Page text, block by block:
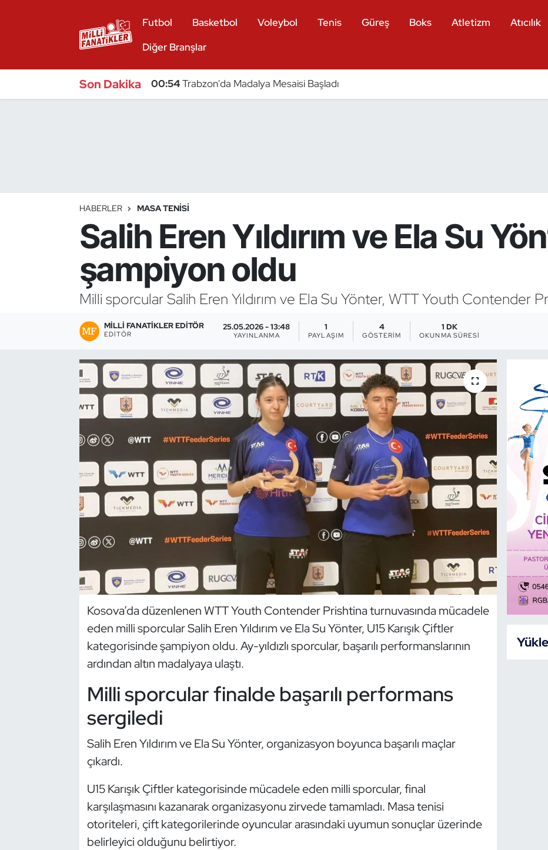
Futbol Basketbol Voleybol Tenis Güreş Boks Atletizm Atıcılık
Diğer Branşlar
Son Dakika 00:54Trabzon'da Madalya Mesaisi Başladı
HABERLER MASA TENISI
Salih Eren Yıldırım ve Ela Su
şampiyon oldu
Milli sporcular Salih Eren Yıldırım ve Ela Su Yönter, WTT Youth Contender
MILLI FANATIKLER EDITÖR
EDITÖR
25.05.2026 - 13:48
YAYINLANMA
1
PAYLAŞIM
4
GÖSTERIM
1 DK
OKUNMA SÜRESI
Kosova’da düzenlenen WTT Youth Contender Prishtina turnuvasında mücadele
eden milli sporcular Salih Eren Yıldırım ve Ela Su Yönter, U15 Karışık Çiftler
kategorisinde şampiyon oldu. Ay-yıldızlı sporcular, başarılı performanslarının
ardından altın madalyaya ulaştı.
Milli sporcular finalde başarılı performans
sergiledi
Salih Eren Yıldırım ve Ela Su Yönter, organizasyon boyunca başarılı maçlar
çıkardı.
U15 Karışık Çiftler kategorisinde mücadele eden milli sporcular, final
karşılaşmasını kazanarak organizasyonu zirvede tamamladı. Masa tenisi
otoriteleri, çift kategorilerinde oyuncular arasındaki uyumun sonuçlar üzerinde
belirleyici olduğunu belirtiyor.
Bocce Bowling Dart
Buz Hokeyi
Buz Pateni
Çim Hokeyi
Cimnastik
Dövüş Sanatı